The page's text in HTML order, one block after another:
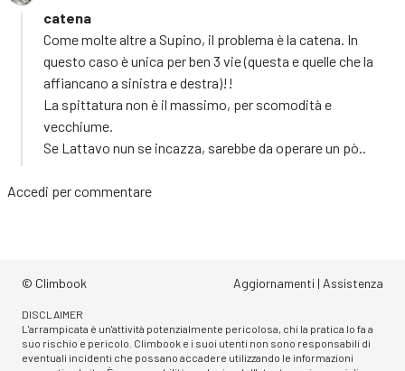
catena
Come molte altre a Supino, il problema è la catena. In
questo caso è unica per ben 3 vie (questa e quelle che la
affiancano a sinistra e destra)!!
La spittatura non è il massimo, per scomodità e
vecchiume.
Se Lattavo nun se incazza, sarebbe da operare un pò..
Accedi per commentare
© Climbook Aggiornamenti | Assistenza
DISCLAIMER
L'arrampicata è un'attività potenzialmente pericolosa, chi la pratica lo fa a
suo rischio e pericolo. Climbook e i suoi utenti non sono responsabili di
eventuali incidenti che possano accadere utilizzando le informazioni